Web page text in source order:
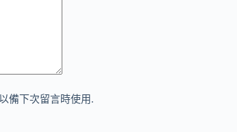
備下次留言時使用.